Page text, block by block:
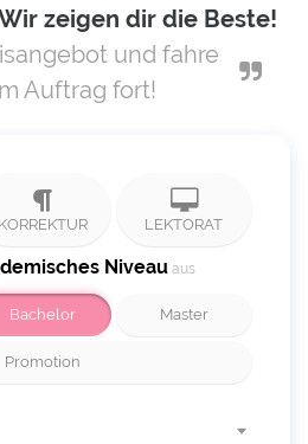
zeigen dir die Beste!
und fahre
Auftrag fort!
KORREKTUR LEKTORAT
Niveau aus
Bachelor Master
Promotion